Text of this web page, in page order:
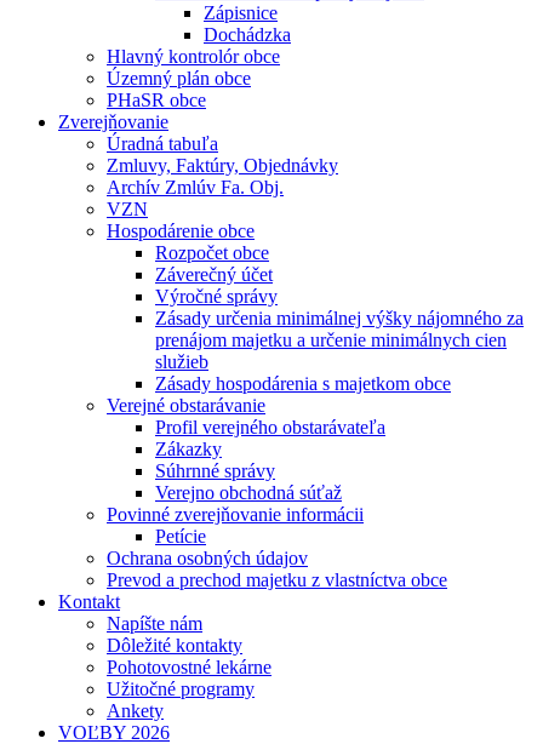
Zápisnice
Dochádzka
Hlavný kontrolór obce
Územný plán obce
PHaSR obce
Zverejňovanie
Úradná tabuľa
Zmluvy, Faktúry, Objednávky
Archív Zmlúv Fa. Obj.
VZN
Hospodárenie obce
Rozpočet obce
Záverečný účet
Výročné správy
Zásady určenia minimálnej výšky nájomného za
prenájom majetku a určenie minimálnych cien
služieb
Zásady hospodárenia s majetkom obce
Verejné obstarávanie
Profil verejného obstarávateľa
Zákazky
Súhrnné správy
Verejno obchodná súťaž
Povinné zverejňovanie informácii
Petície
Ochrana osobných údajov
Prevod a prechod majetku z vlastníctva obce
Kontakt
Napíšte nám
Dôležité kontakty
Pohotovostné lekárne
Užitočné programy
Ankety
VOĽBY 2026